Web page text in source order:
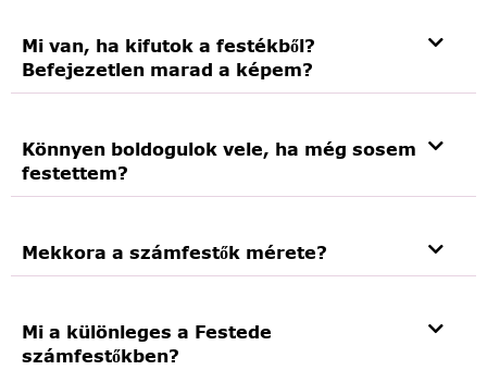
Mi van, ha kifutok a festékből?
Befejezetlen marad a képem?
Könnyen boldogulok vele, ha még sosem
festettem?
Mekkora a számfestők mérete?
Mi a különleges a Festede
számfestőkben?